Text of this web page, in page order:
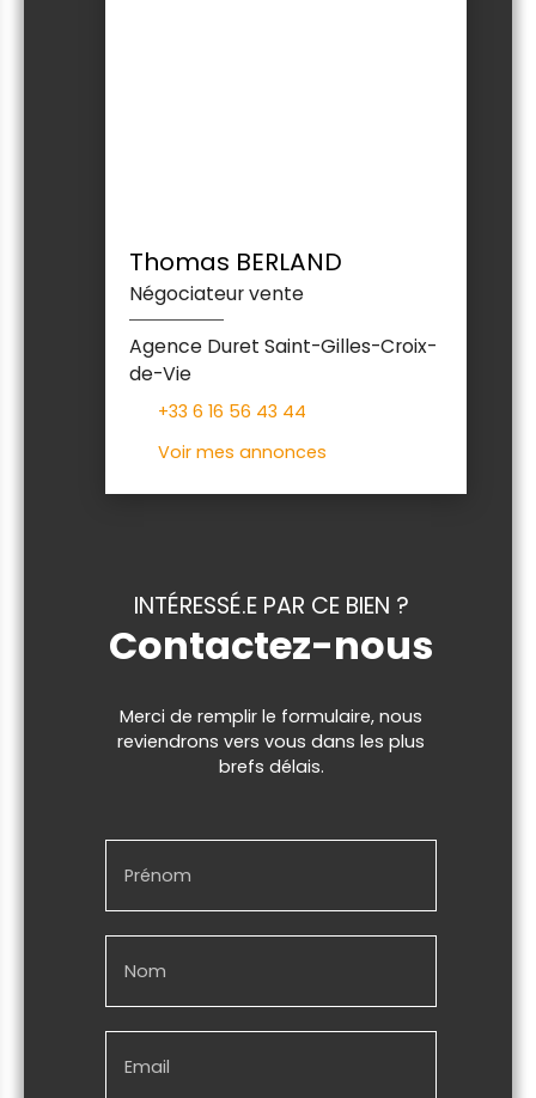
Thomas BERLAND
Négociateur vente
Agence Duret Saint-Gilles-Croix-
de-Vie
+33 6 16 56 43 44
Voir mes annonces
INTÉRESSÉ.E PAR CE BIEN ?
Contactez-nous
Merci de remplir le formulaire, nous
reviendrons vers vous dans les plus
brefs délais.
Prénom
Nom
Email